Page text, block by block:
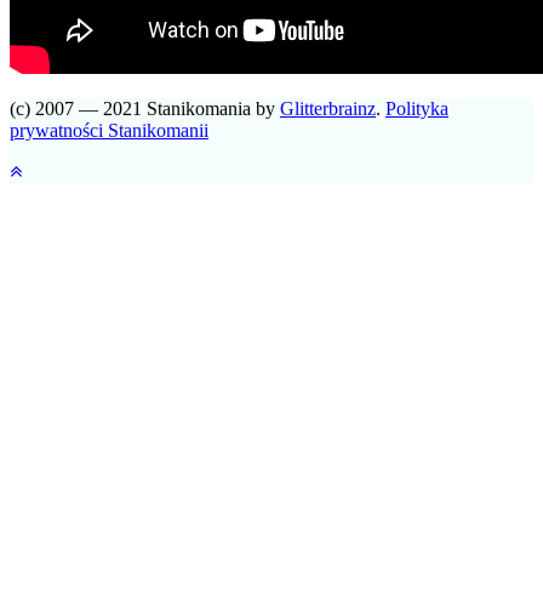
(c) 2007 — 2021 Stanikomania by Glitterbrainz. Polityka
prywatności Stanikomanii